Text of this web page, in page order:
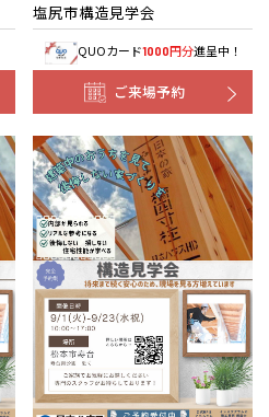
塩尻市構造見学会
QUOカード1000円分進呈中！
ご来場予約